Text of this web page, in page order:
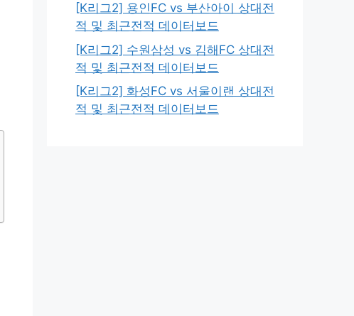
[K리그2] 용인FC vs 부산아이 상대전
적 및 최근전적 데이터보드
[K리그2] 수원삼성 vs 김해FC 상대전
적 및 최근전적 데이터보드
[K리그2] 화성FC vs 서울이랜 상대전
적 및 최근전적 데이터보드